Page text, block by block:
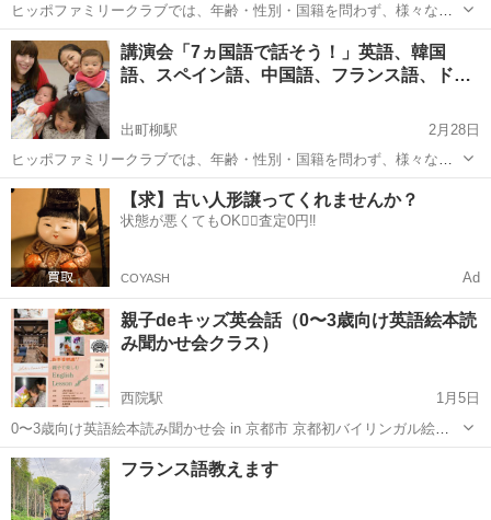
ヒッポファミリークラブでは、年齢・性別・国籍を問わず、様々な世
代の仲間たちが集まって、英語をはじめスペイン語・韓国語・中国
語・フランス語・ドイツ語など『いくつものことば（多言語）』を自
然に楽しく身につけています。また、『ホー...
京都 京都市 九条駅 その他 ヒッポファミリークラブ
講演会「7ヵ国語で話そう！」英語、韓国
語、スペイン語、中国語、フランス語、ド
出町柳駅
2月28日
ヒッポファミリークラブでは、年齢・性別・国籍を問わず、様々な世
代の仲間たちが集まって、英語をはじめスペイン語・韓国語・中国
語・フランス語・ドイツ語など『いくつものことば（多言語）』を自
然に楽しく身につけています。また、『ホー...
京都 京都市 出町柳駅 その他 ドイツ語
【求】古い人形譲ってくれませんか？
状態が悪くてもOK🙆‍♀️査定0円‼️
COYASH Ad
親子deキッズ英会話（0〜3歳向け英語絵本読
み聞かせ会クラス）
西院駅
1月5日
0〜3歳向け英語絵本読み聞かせ会 in 京都市 京都初バイリンガル絵本
読み聞かせインストラクター！ 絵本から始まる、絵本だけで終わらな
いお家英語を始めませんか？ 目指すは心豊かなバイリンガルキッズ！
ーー...
京都 京都市 その他
フランス語教えます